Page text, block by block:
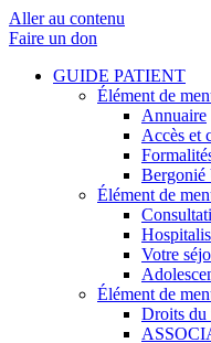
Aller au contenu
Faire un don
GUIDE PATIENT
Élément de
Annuaire
Accès et
Bergonié
Élément de
Votre
Élément de
Droits du